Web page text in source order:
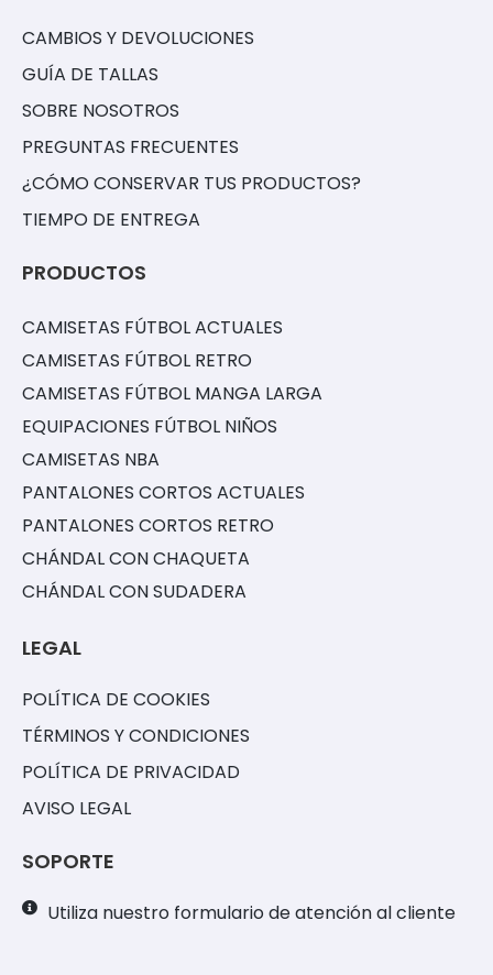
CAMBIOS Y DEVOLUCIONES
GUÍA DE TALLAS
SOBRE NOSOTROS
PREGUNTAS FRECUENTES
¿CÓMO CONSERVAR TUS PRODUCTOS?
TIEMPO DE ENTREGA
PRODUCTOS
CAMISETAS FÚTBOL ACTUALES
CAMISETAS FÚTBOL RETRO
CAMISETAS FÚTBOL MANGA LARGA
EQUIPACIONES FÚTBOL NIÑOS
CAMISETAS NBA
PANTALONES CORTOS ACTUALES
PANTALONES CORTOS RETRO
CHÁNDAL CON CHAQUETA
CHÁNDAL CON SUDADERA
LEGAL
POLÍTICA DE COOKIES
TÉRMINOS Y CONDICIONES
POLÍTICA DE PRIVACIDAD
AVISO LEGAL
SOPORTE
Utiliza nuestro formulario de atención al cliente